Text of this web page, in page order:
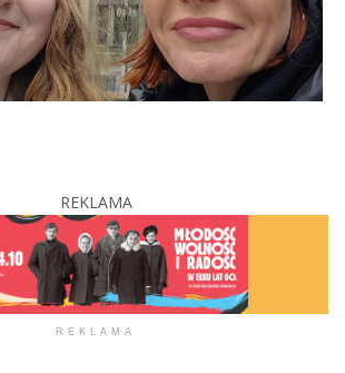
REKLAMA
REKLAMA